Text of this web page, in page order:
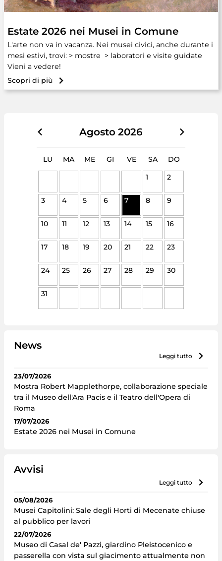
Estate 2026 nei Musei in Comune
L'arte non va in vacanza. Nei musei civici, anche durante i
mesi estivi, trovi: > mostre > laboratori e visite guidate
Vieni a vedere!
Scopri di più
Agosto 2026
LU MA ME GI VE SA
DO
1
2
3 4 5 6 7 8 9
10 11 12 13 14 15 16
17 18 19 20 21 22 23
24 25 26 27 28 29 30
31
News
leggi tutto
23/07/2026
Mostra Robert Mapplethorpe, collaborazione speciale
tra il Museo dell'Ara Pacis e il Teatro dell'Opera di
Roma
17/07/2026
Estate 2026 nei Musei in Comune
Avvisi
leggi tutto
05/08/2026
Musei Capitolini: Sale degli Horti di Mecenate chiuse
al pubblico per lavori
22/07/2026
Museo di Casal de' Pazzi, giardino Pleistocenico e
passerella con vista sul giacimento attualmente non